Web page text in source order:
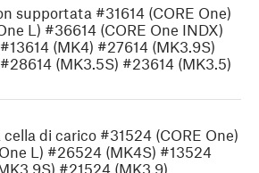
supportata #31614 (CORE One)
L) #36614 (CORE One INDX)
(MK4) #27614 (MK3.9S)
(MK3.5S) #23614 (MK3.5)
cella di carico #31524 (CORE One)
L) #26524 (MK4S) #13524
#21524 (MK3.9)